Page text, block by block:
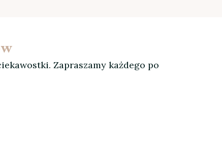
Zapraszamy każdego po